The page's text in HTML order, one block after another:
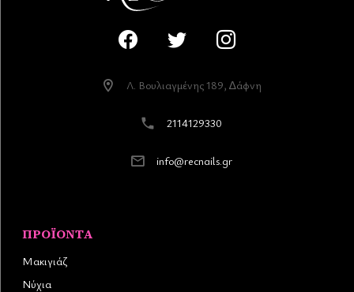
Λ. Βουλιαγµένης 189, ∆άφνη
2114129330
info@recnails.gr
ΠΡΟΪΌΝΤΑ
Μακιγιάζ
Νύχια